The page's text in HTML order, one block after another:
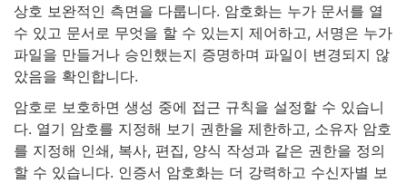
상호 보완적인 측면을 다룹니다. 암호화는 누가 문서를 열
수 있고 문서로 무엇을 할 수 있는지 제어하고, 서명은 누가
파일을 만들거나 승인했는지 증명하며 파일이 변경되지 않
았음을 확인합니다.
암호로 보호하면 생성 중에 접근 규칙을 설정할 수 있습니
다. 열기 암호를 지정해 보기 권한을 제한하고, 소유자 암호
를 지정해 인쇄, 복사, 편집, 양식 작성과 같은 권한을 정의
할 수 있습니다. 인증서 암호화는 더 강력하고 수신자별 보